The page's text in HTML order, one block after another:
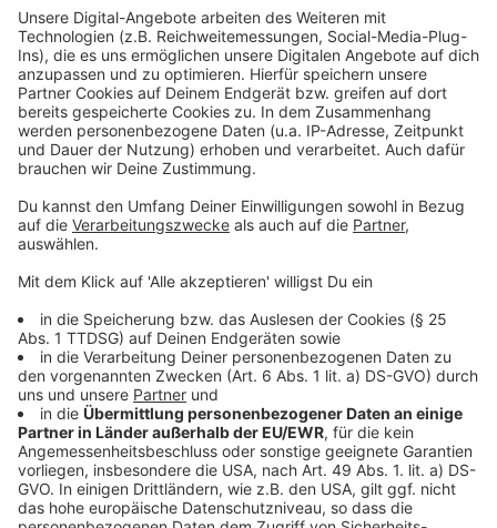
radgefahren. Die Polizei hat es neben den klassischen
Rädern auch immer häufiger mit E-Tretrollern und
Fatbikes zu tun. Auch in diesen Gruppen ist die Zahl
der Unfälle im letzten Jahr angestiegen, sagt die
Statistik. Deshalb will die Kreispolizei die
Schwerpunktkontrollen erhöhen und noch mehr
Vorbeugungsarbeit leisten.
Anzeige
Die Statistik wurde bei einer Pressekonferenz
in Borken vorgestellt
Anzeige
© RADIO WMW
Anzeige